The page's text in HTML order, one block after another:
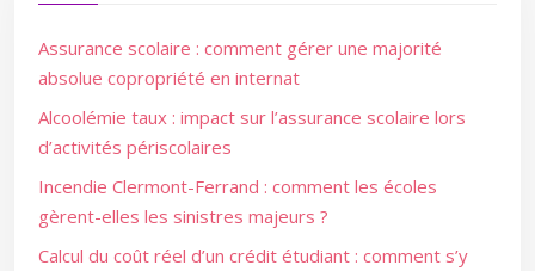
Assurance scolaire : comment gérer une majorité
absolue copropriété en internat
Alcoolémie taux : impact sur l’assurance scolaire lors
d’activités périscolaires
Incendie Clermont-Ferrand : comment les écoles
gèrent-elles les sinistres majeurs ?
Calcul du coût réel d’un crédit étudiant : comment s’y